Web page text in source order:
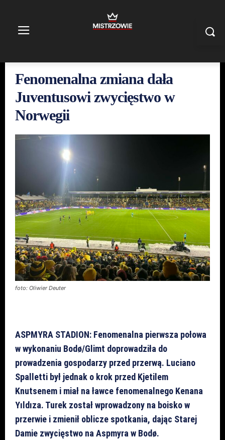
Fenomenalna zmiana dała
Juventusowi zwycięstwo w
Norwegii
foto: Oliwier Deuter
ASPMYRA STADION: Fenomenalna pierwsza połowa
w wykonaniu Bodø/Glimt doprowadziła do
prowadzenia gospodarzy przed przerwą. Luciano
Spalletti był jednak o krok przed Kjetilem
Knutsenem i miał na ławce fenomenalnego Kenana
Yıldıza. Turek został wprowadzony na boisko w
przerwie i zmienił oblicze spotkania, dając Starej
Damie zwycięstwo na Aspmyra w Bodø.